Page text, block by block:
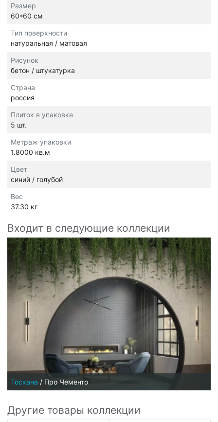
Размер
60*60 см
Тип поверхности
натуральная / матовая
Рисунок
бетон / штукатурка
Страна
россия
Плиток в упаковке
5 шт.
Метраж упаковки
1.8000 кв.м
Цвет
синий / голубой
Вес
37.30 кг
Входит в следующие коллекции
Тоскана / Про Чементо
Другие товары коллекции